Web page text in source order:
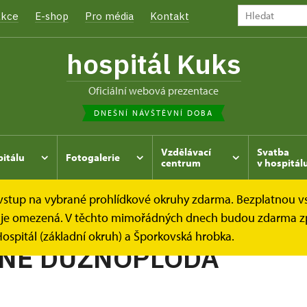
E-shop Pro média Kontakt
hospitál Kuks
oficiální webová prezentace
DNEŠNÍ NÁVŠTĚVNÍ DOBA
Fotogalerie
Vzdělávací
centrum
Svatba
v
na vybrané prohlídkové okruhy zdarma. Bezplatnou
omezená. V těchto mimořádných dnech budou zdarma
(základní okruh) a Šporkovská hrobka.
Kukský herbář - aneb co u nás roste... MOCHYNĚ
DUŽNOPLODÁ